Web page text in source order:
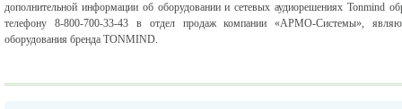
дополнительной информации об оборудовании и сетевых аудиорешениях Tonmind
телефону 8-800-700-33-43 в отдел продаж компании «АРМО-Системы»,
оборудования бренда TONMIND.